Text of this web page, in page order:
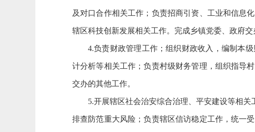
及对口合作相关工作；负责招商引资、工业和信息
辖区科技创新发展相关工作。完成乡镇党委、政府交
4.负责财政管理工作；组织财政收入，编制本
计分析等相关工作；负责村级财务管理，组织指导
交办的其他工作。
5.开展辖区社会治安综合治理、平安建设等相
排查防范重大风险；负责辖区信访稳定工作，统一